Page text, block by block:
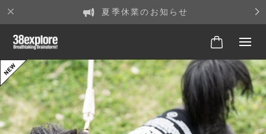
夏季休業のお知らせ